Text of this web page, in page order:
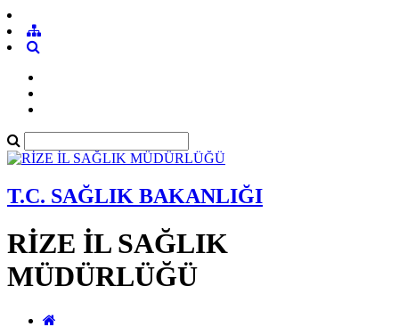
T.C. SAĞLIK BAKANLIĞI
RİZE İL SAĞLIK
MÜDÜRLÜĞÜ